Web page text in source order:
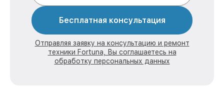
Бесплатная консультация
Отправляя заявку на консультацию и ремонт
техники Fortuna, Вы соглашаетесь на
обработку персональных данных